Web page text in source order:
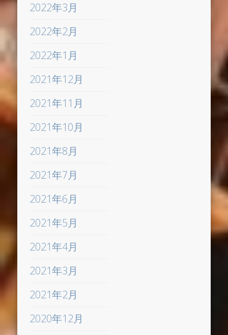
2022年3月
2022年2月
2022年1月
2021年12月
2021年11月
2021年10月
2021年8月
2021年7月
2021年6月
2021年5月
2021年4月
2021年3月
2021年2月
2020年12月